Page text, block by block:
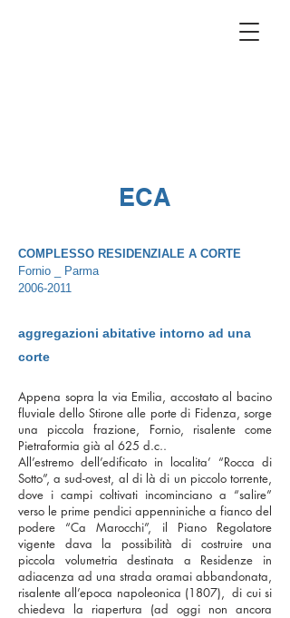
Appena sopra la via Emilia, accostato al bacino
fluviale dello Stirone alle porte di Fidenza, sorge
una piccola frazione, Fornio, risalente come
Pietraformia già al 625 d.c..
All’estremo dell’edificato in localita’ “Rocca di
Sotto”, a sud-ovest, al di là di un piccolo torrente,
dove i campi coltivati incominciano a “salire”
verso le prime pendici appenniniche a fianco del
podere “Ca Marocchi”, il Piano Regolatore
vigente dava la possibilità di costruire una
piccola volumetria destinata a Residenze in
adiacenza ad una strada oramai abbandonata,
risalente all’epoca napoleonica (1807), di cui si
chiedeva la riapertura (ad oggi non ancora
ECA
aggregazioni abitative intorno ad una
corte
COMPLESSO RESIDENZIALE A CORTE
Fornio _ Parma
2006-2011